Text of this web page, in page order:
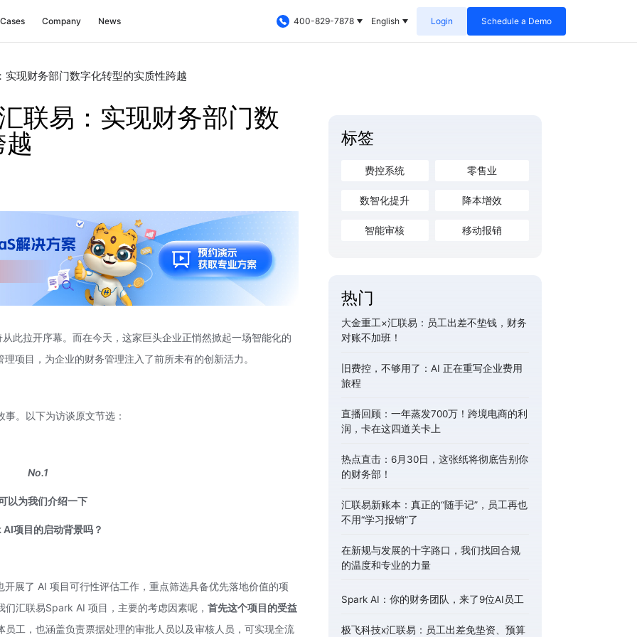
Cases Company News 400-829-7878 English Login Schedule a Demo
现财务部门数字化转型的实质性跨越
联易：实现财务部门数
此拉开序幕。而在今天，这家巨头企业正悄然掀起一场智能化的
项目，为企业的财务管理注入了前所未有的创新活力。
。以下为访谈原文节选：
No.1
以为我们介绍一下
项目的启动背景吗？
展了 AI 项目可行性评估工作，重点筛选具备优先落地价值的项
们汇联易Spark AI 项目，主要的考虑因素呢，首先这个项目的受益
员工，也涵盖负责票据处理的审批人员以及审核人员，可实现全流
标签
费控系统 零售业
数智化提升 降本增效
智能审核 移动报销
热门
大金重工×汇联易：员工出差不垫钱，财务
对账不加班！
旧费控，不够用了：AI 正在重写企业费用
旅程
直播回顾：一年蒸发700万！跨境电商的利
润，卡在这四道关卡上
热点直击：6月30日，这张纸将彻底告别你
的财务部！
汇联易新账本：真正的“随手记”，员工再也
不用“学习报销”了
在新规与发展的十字路口，我们找回合规
的温度和专业的力量
Spark AI：你的财务团队，来了9位AI员工
极飞科技x汇联易：员工出差免垫资、预算